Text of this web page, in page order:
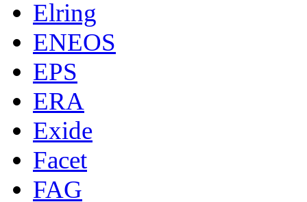
Elring
ENEOS
EPS
ERA
Exide
Facet
FAG